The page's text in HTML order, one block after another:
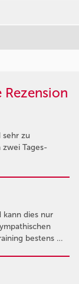
sehr zu
Tages-
dies nur
bestens …